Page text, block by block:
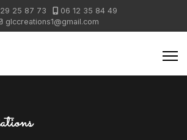
25 87 73
06 12 35 84 49
glccreations1@gmail.com